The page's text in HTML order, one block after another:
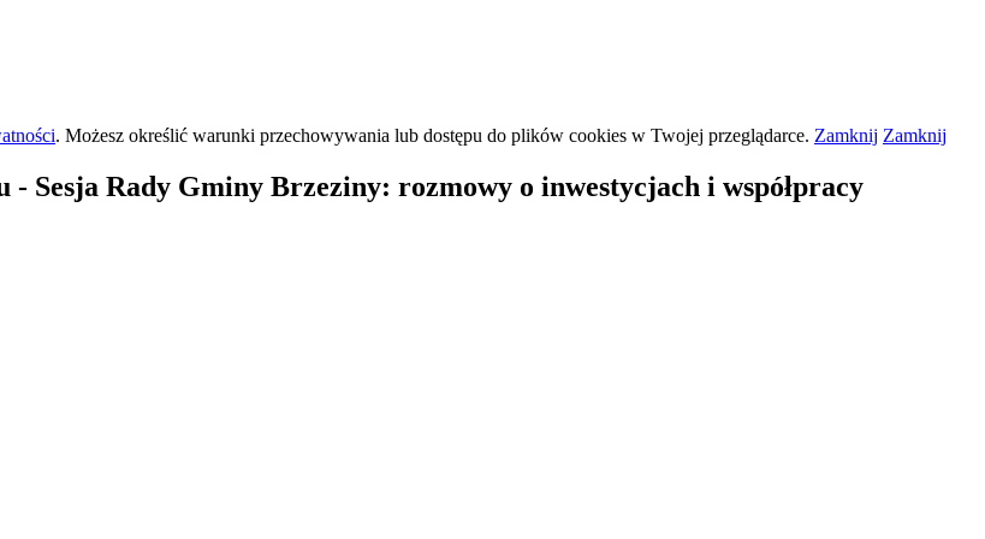
. Możesz określić warunki przechowywania lub dostępu do plików cookies w Twojej przeglądarce. Zamknij Zamknij
- Sesja Rady Gminy Brzeziny: rozmowy o inwestycjach i współpracy